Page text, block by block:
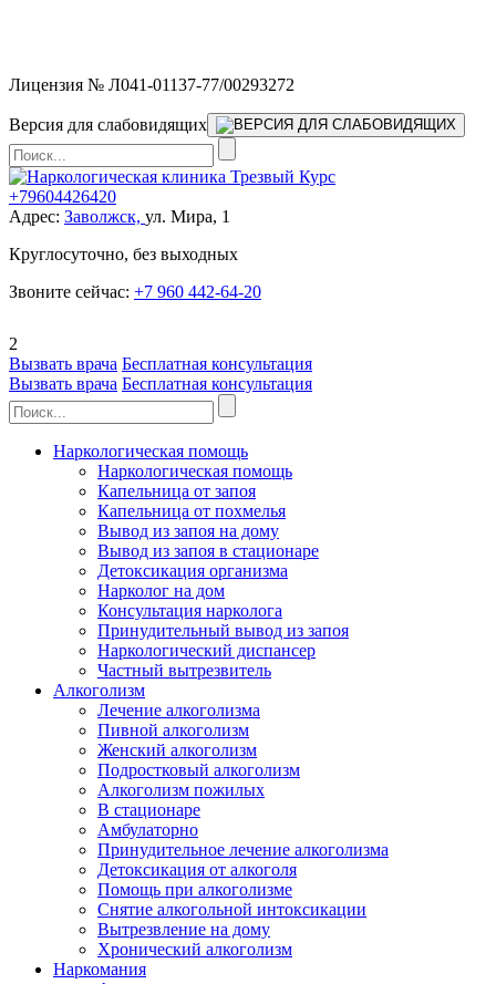
Лицензия № Л041-01137-77/00293272
Версия для слабовидящих
+79604426420
Адрес: Заволжск, ул. Мира, 1
Круглосуточно, без выходных
Звоните сейчас: +7 960 442-64-20
2
Вызвать врача Бесплатная консультация
Вызвать врача Бесплатная консультация
Наркологическая помощь
Наркологическая помощь
Капельница от запоя
Капельница от похмелья
Вывод из запоя на дому
Вывод из запоя в стационаре
Детоксикация организма
Нарколог на дом
Консультация нарколога
Принудительный вывод из запоя
Наркологический диспансер
Частный вытрезвитель
Алкоголизм
Лечение алкоголизма
Пивной алкоголизм
Женский алкоголизм
Подростковый алкоголизм
Алкоголизм пожилых
В стационаре
Амбулаторно
Принудительное лечение алкоголизма
Детоксикация от алкоголя
Помощь при алкоголизме
Снятие алкогольной интоксикации
Вытрезвление на дому
Хронический алкоголизм
Наркомания